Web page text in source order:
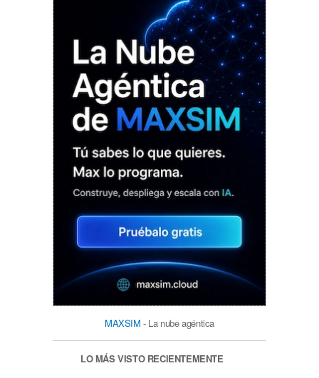
MAXSIM - La nube agéntica
LO MÁS VISTO RECIENTEMENTE